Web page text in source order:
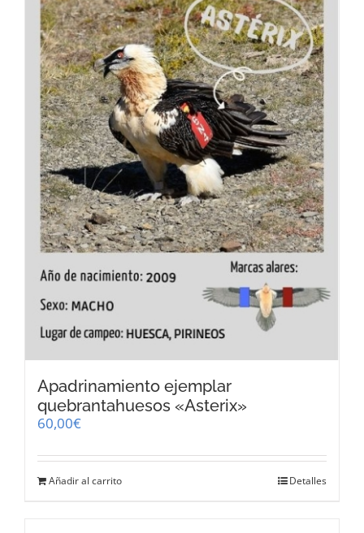
Apadrinamiento ejemplar
quebrantahuesos «Asterix»
60,00€
Añadir al carrito Detalles